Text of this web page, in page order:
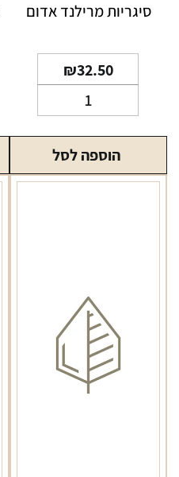
סיגריות מרילנד אדום
₪32.50
של
סיגריות
מרילנד
אדום
הוספה לסל